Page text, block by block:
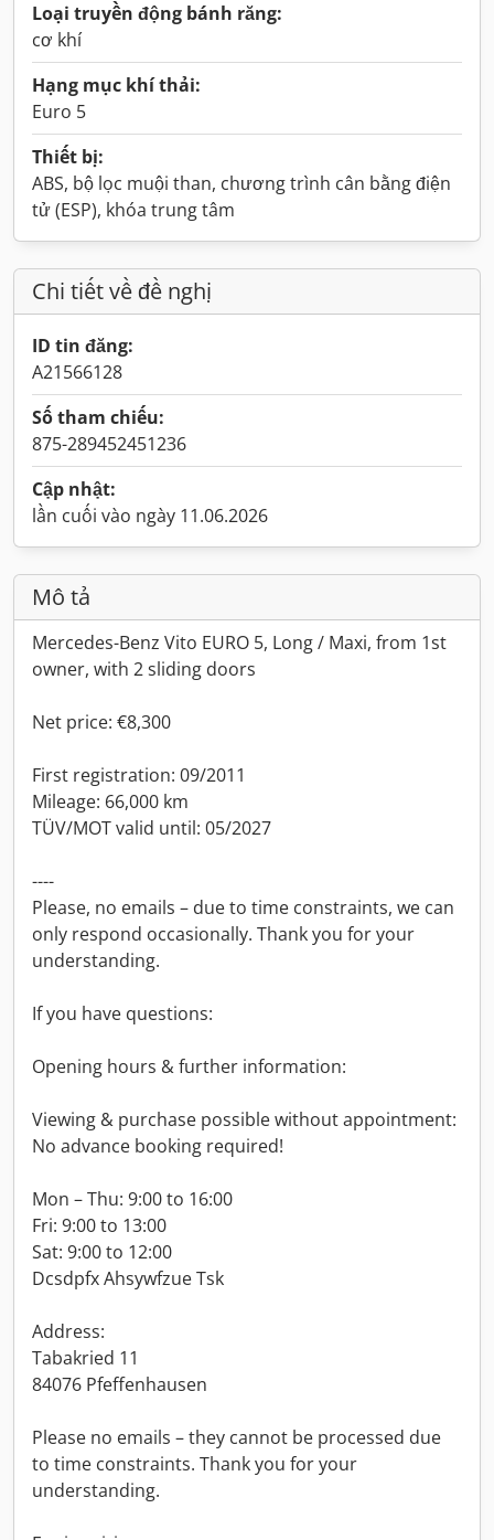
Loại truyền động bánh răng:
cơ khí
Hạng mục khí thải:
Euro 5
Thiết bị:
ABS, bộ lọc muội than, chương trình cân bằng điện
tử (ESP), khóa trung tâm
Chi tiết về đề nghị
ID tin đăng:
A21566128
Số tham chiếu:
875-289452451236
Cập nhật:
lần cuối vào ngày 11.06.2026
Mô tả
Mercedes-Benz Vito EURO 5, Long / Maxi, from 1st
owner, with 2 sliding doors
Net price: €8,300
First registration: 09/2011
Mileage: 66,000 km
TÜV/MOT valid until: 05/2027
----
Please, no emails – due to time constraints, we can
only respond occasionally. Thank you for your
understanding.
If you have questions:
Opening hours & further information:
Viewing & purchase possible without appointment:
No advance booking required!
Mon – Thu: 9:00 to 16:00
Fri: 9:00 to 13:00
Sat: 9:00 to 12:00
Dcsdpfx Ahsywfzue Tsk
Address:
Tabakried 11
84076 Pfeffenhausen
Please no emails – they cannot be processed due
to time constraints. Thank you for your
understanding.